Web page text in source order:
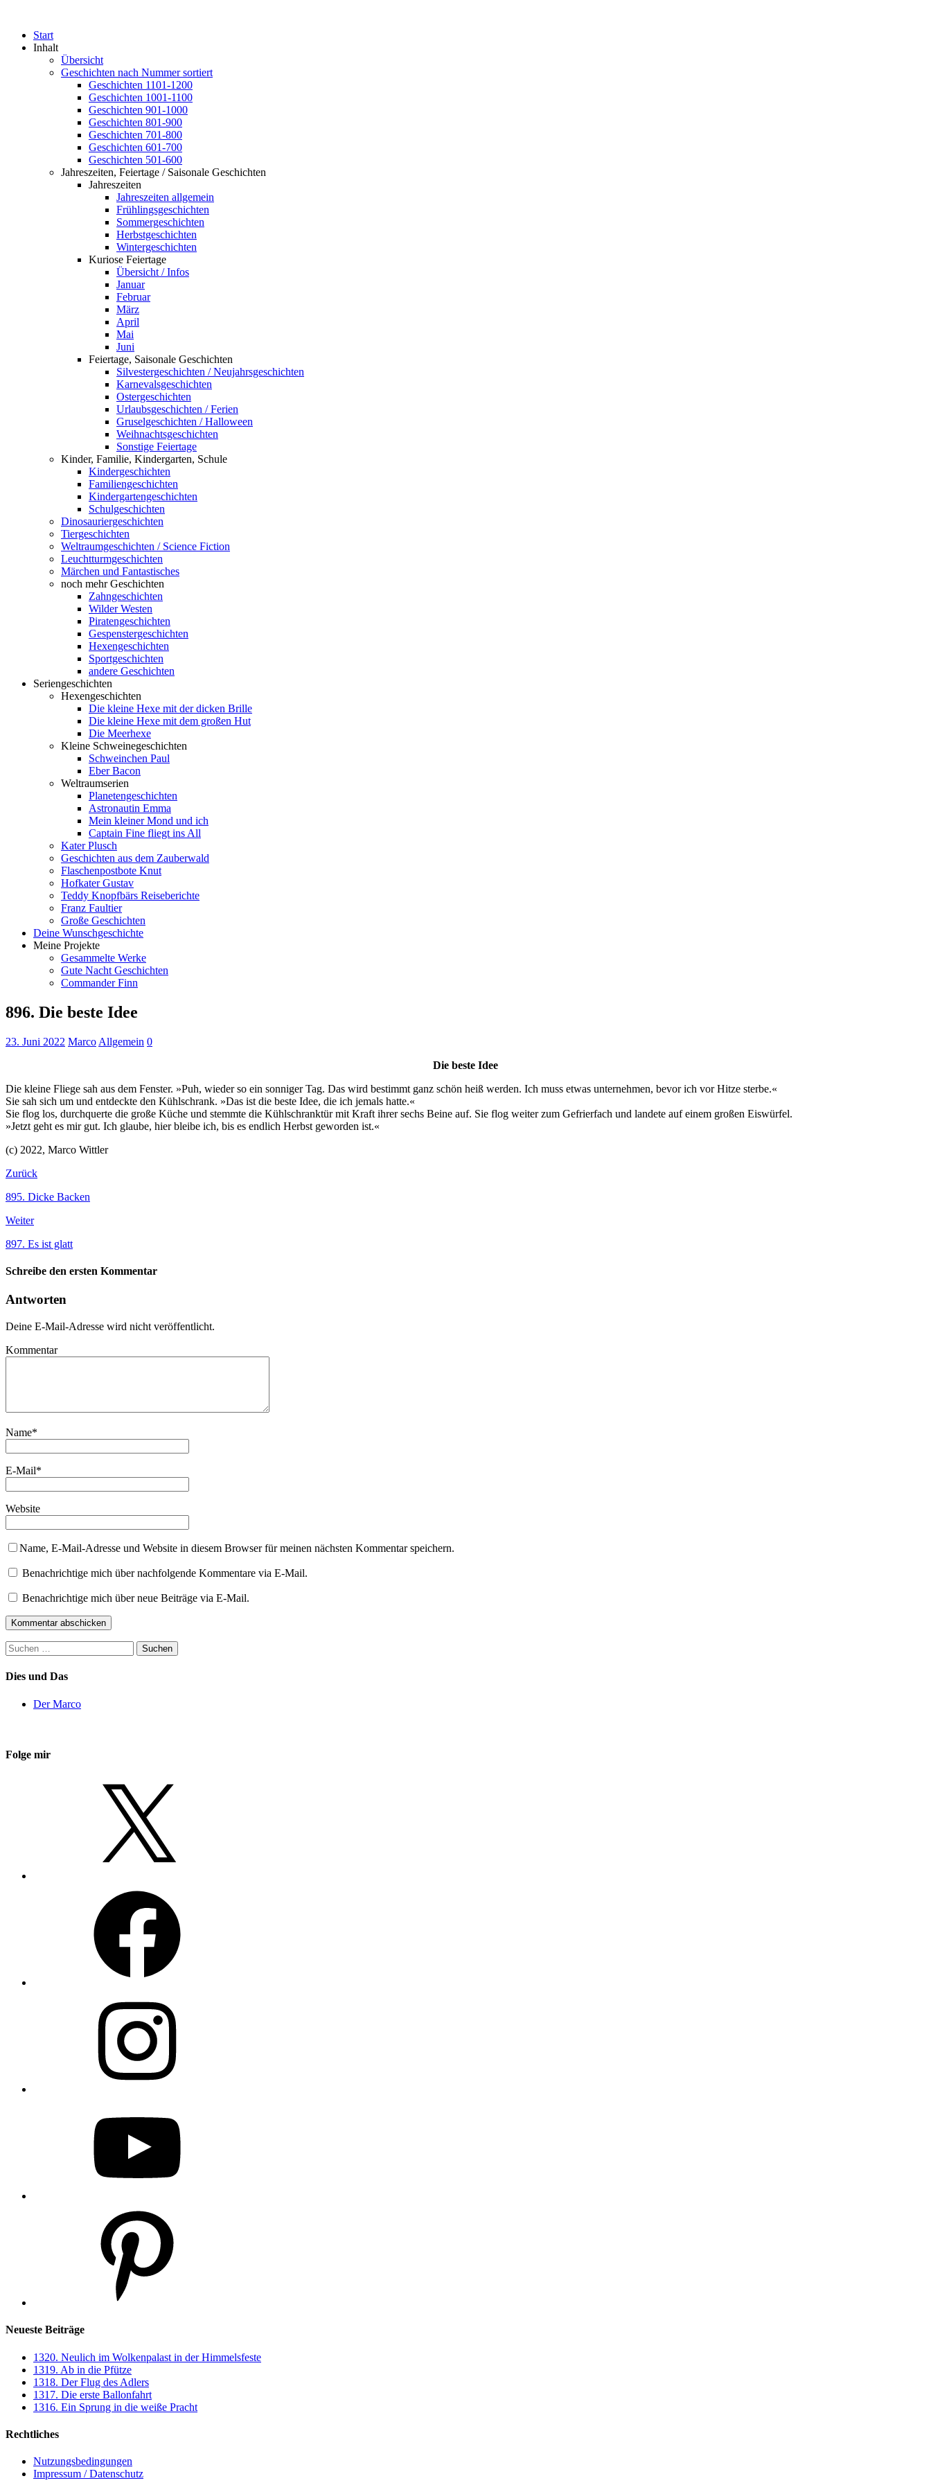
Start
Inhalt
Übersicht
Geschichten nach Nummer sortiert
Geschichten 1101-1200
Geschichten 1001-1100
Geschichten 901-1000
Geschichten 801-900
Geschichten 701-800
Geschichten 601-700
Geschichten 501-600
Jahreszeiten, Feiertage / Saisonale Geschichten
Jahreszeiten
Jahreszeiten allgemein
Frühlingsgeschichten
Sommergeschichten
Herbstgeschichten
Wintergeschichten
Kuriose Feiertage
Übersicht / Infos
Januar
Februar
März
April
Mai
Juni
Feiertage, Saisonale Geschichten
Silvestergeschichten / Neujahrsgeschichten
Karnevalsgeschichten
Ostergeschichten
Urlaubsgeschichten / Ferien
Gruselgeschichten / Halloween
Weihnachtsgeschichten
Sonstige Feiertage
Kinder, Familie, Kindergarten, Schule
Kindergeschichten
Familiengeschichten
Kindergartengeschichten
Schulgeschichten
Dinosauriergeschichten
Tiergeschichten
Weltraumgeschichten / Science Fiction
Leuchtturmgeschichten
Märchen und Fantastisches
noch mehr Geschichten
Zahngeschichten
Wilder Westen
Piratengeschichten
Gespenstergeschichten
Hexengeschichten
Sportgeschichten
andere Geschichten
Seriengeschichten
Hexengeschichten
Die kleine Hexe mit der dicken Brille
Die kleine Hexe mit dem großen Hut
Die Meerhexe
Kleine Schweinegeschichten
Schweinchen Paul
Eber Bacon
Weltraumserien
Planetengeschichten
Astronautin Emma
Mein kleiner Mond und ich
Captain Fine fliegt ins All
Kater Plusch
Geschichten aus dem Zauberwald
Flaschenpostbote Knut
Hofkater Gustav
Teddy Knopfbärs Reiseberichte
Franz Faultier
Große Geschichten
Deine Wunschgeschichte
Meine Projekte
Gesammelte Werke
Gute Nacht Geschichten
Commander Finn
896. Die beste Idee
23. Juni 2022 Marco Allgemein 0
Die beste Idee
Die kleine Fliege sah aus dem Fenster. »Puh, wieder so ein sonniger Tag. Das wird bestimmt ganz schön heiß werden. Ich muss etwas unternehmen, bevor ich vor Hitze sterbe.«
Sie sah sich um und entdeckte den Kühlschrank. »Das ist die beste Idee, die ich jemals hatte.«
Sie flog los, durchquerte die große Küche und stemmte die Kühlschranktür mit Kraft ihrer sechs Beine auf. Sie flog weiter zum Gefrierfach und landete auf einem großen Eiswürfel.
»Jetzt geht es mir gut. Ich glaube, hier bleibe ich, bis es endlich Herbst geworden ist.«
(c) 2022, Marco Wittler
Zurück
895. Dicke Backen
Weiter
897. Es ist glatt
Schreibe den ersten Kommentar
Antworten
Deine E-Mail-Adresse wird nicht veröffentlicht.
Kommentar
Name*
E-Mail*
Website
Name, E-Mail-Adresse und Website in diesem Browser für meinen nächsten Kommentar speichern.
Benachrichtige mich über nachfolgende Kommentare via E-Mail.
Benachrichtige mich über neue Beiträge via E-Mail.
Suchen
nach:
Dies und Das
Der Marco
Folge mir
Neueste Beiträge
1320. Neulich im Wolkenpalast in der Himmelsfeste
1319. Ab in die Pfütze
1318. Der Flug des Adlers
1317. Die erste Ballonfahrt
1316. Ein Sprung in die weiße Pracht
Rechtliches
Nutzungsbedingungen
Impressum / Datenschutz